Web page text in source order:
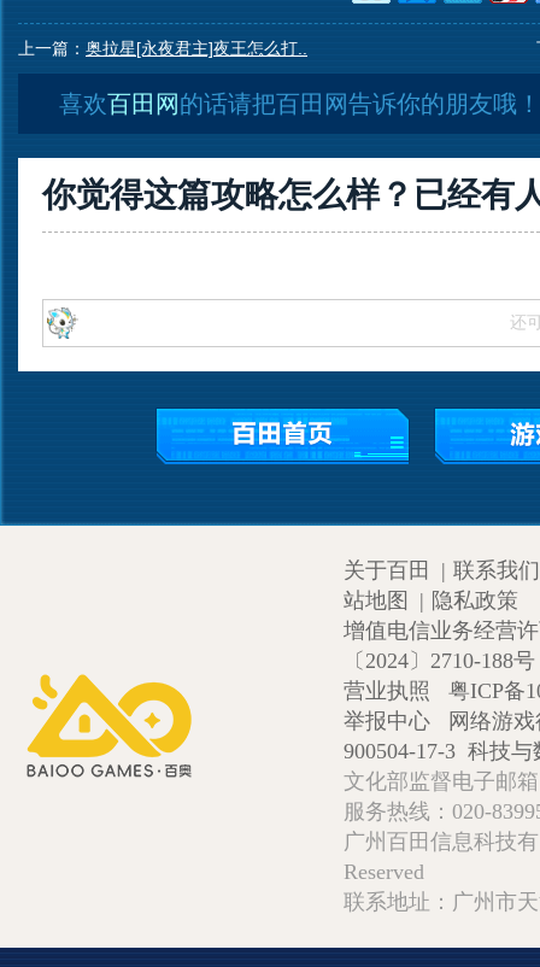
上一篇： 奥拉星[永夜君主]夜王怎么打..
喜欢百田网的话请把百田网告诉你的朋友哦
你觉得这篇攻略怎么样？已经有
还
关于百田 | 联系我们
站地图
| 隐私政策
增值电信业务经营
〔2024〕2710-188号
营业执照
粤ICP备
举报中心
网络游
900504-17-3 科技与
文化部监督电子邮
服务热线：020-
广州百田信息科技
Reserved
联系地址：广州市